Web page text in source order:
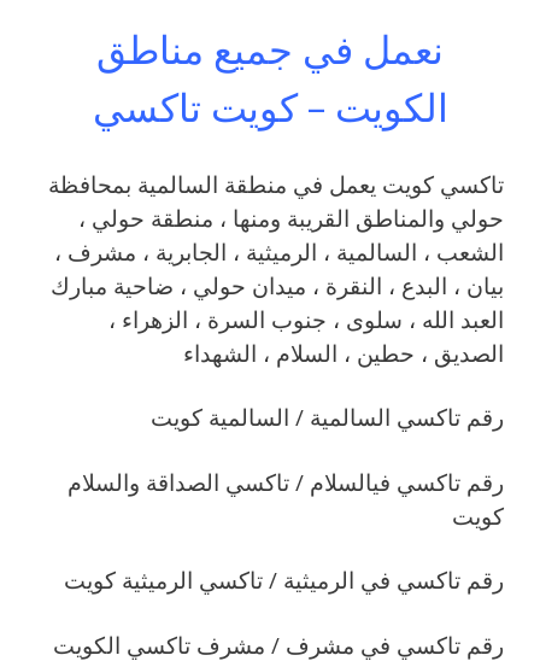
نعمل في جميع مناطق
الكويت – كويت تاكسي
تاكسي كويت يعمل في منطقة السالمية بمحافظة
حولي والمناطق القريبة ‎ومنها ، منطقة حولي ،
الشعب ، السالمية ، الرميثية ، الجابرية ، مشرف ،
بيان ، البدع ، النقرة ، ميدان حولي ، ضاحية مبارك
العبد الله ، سلوى ، جنوب السرة ، الزهراء ،
الصديق ، حطين ، السلام ، الشهداء
رقم تاكسي السالمية / السالمية كويت
رقم تاكسي فيالسلام / تاكسي الصداقة والسلام
كويت
رقم تاكسي في الرميثية / تاكسي الرميثية كويت
رقم تاكسي في مشرف / مشرف تاكسي الكويت